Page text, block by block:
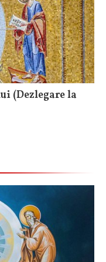
(Dezlegare la